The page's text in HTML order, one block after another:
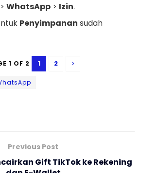
>WhatsApp > Izin.
Penyimpanan sudah
1 OF 2 1 2
Previous Post
Gift TikTok ke Rekening